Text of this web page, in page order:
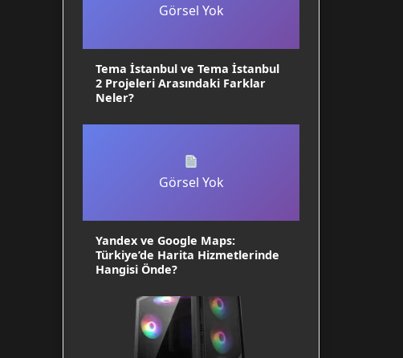
Görsel Yok
Tema İstanbul ve Tema İstanbul
2 Projeleri Arasındaki Farklar
Neler?
Görsel Yok
Yandex ve Google Maps:
Türkiye’de Harita Hizmetlerinde
Hangisi Önde?